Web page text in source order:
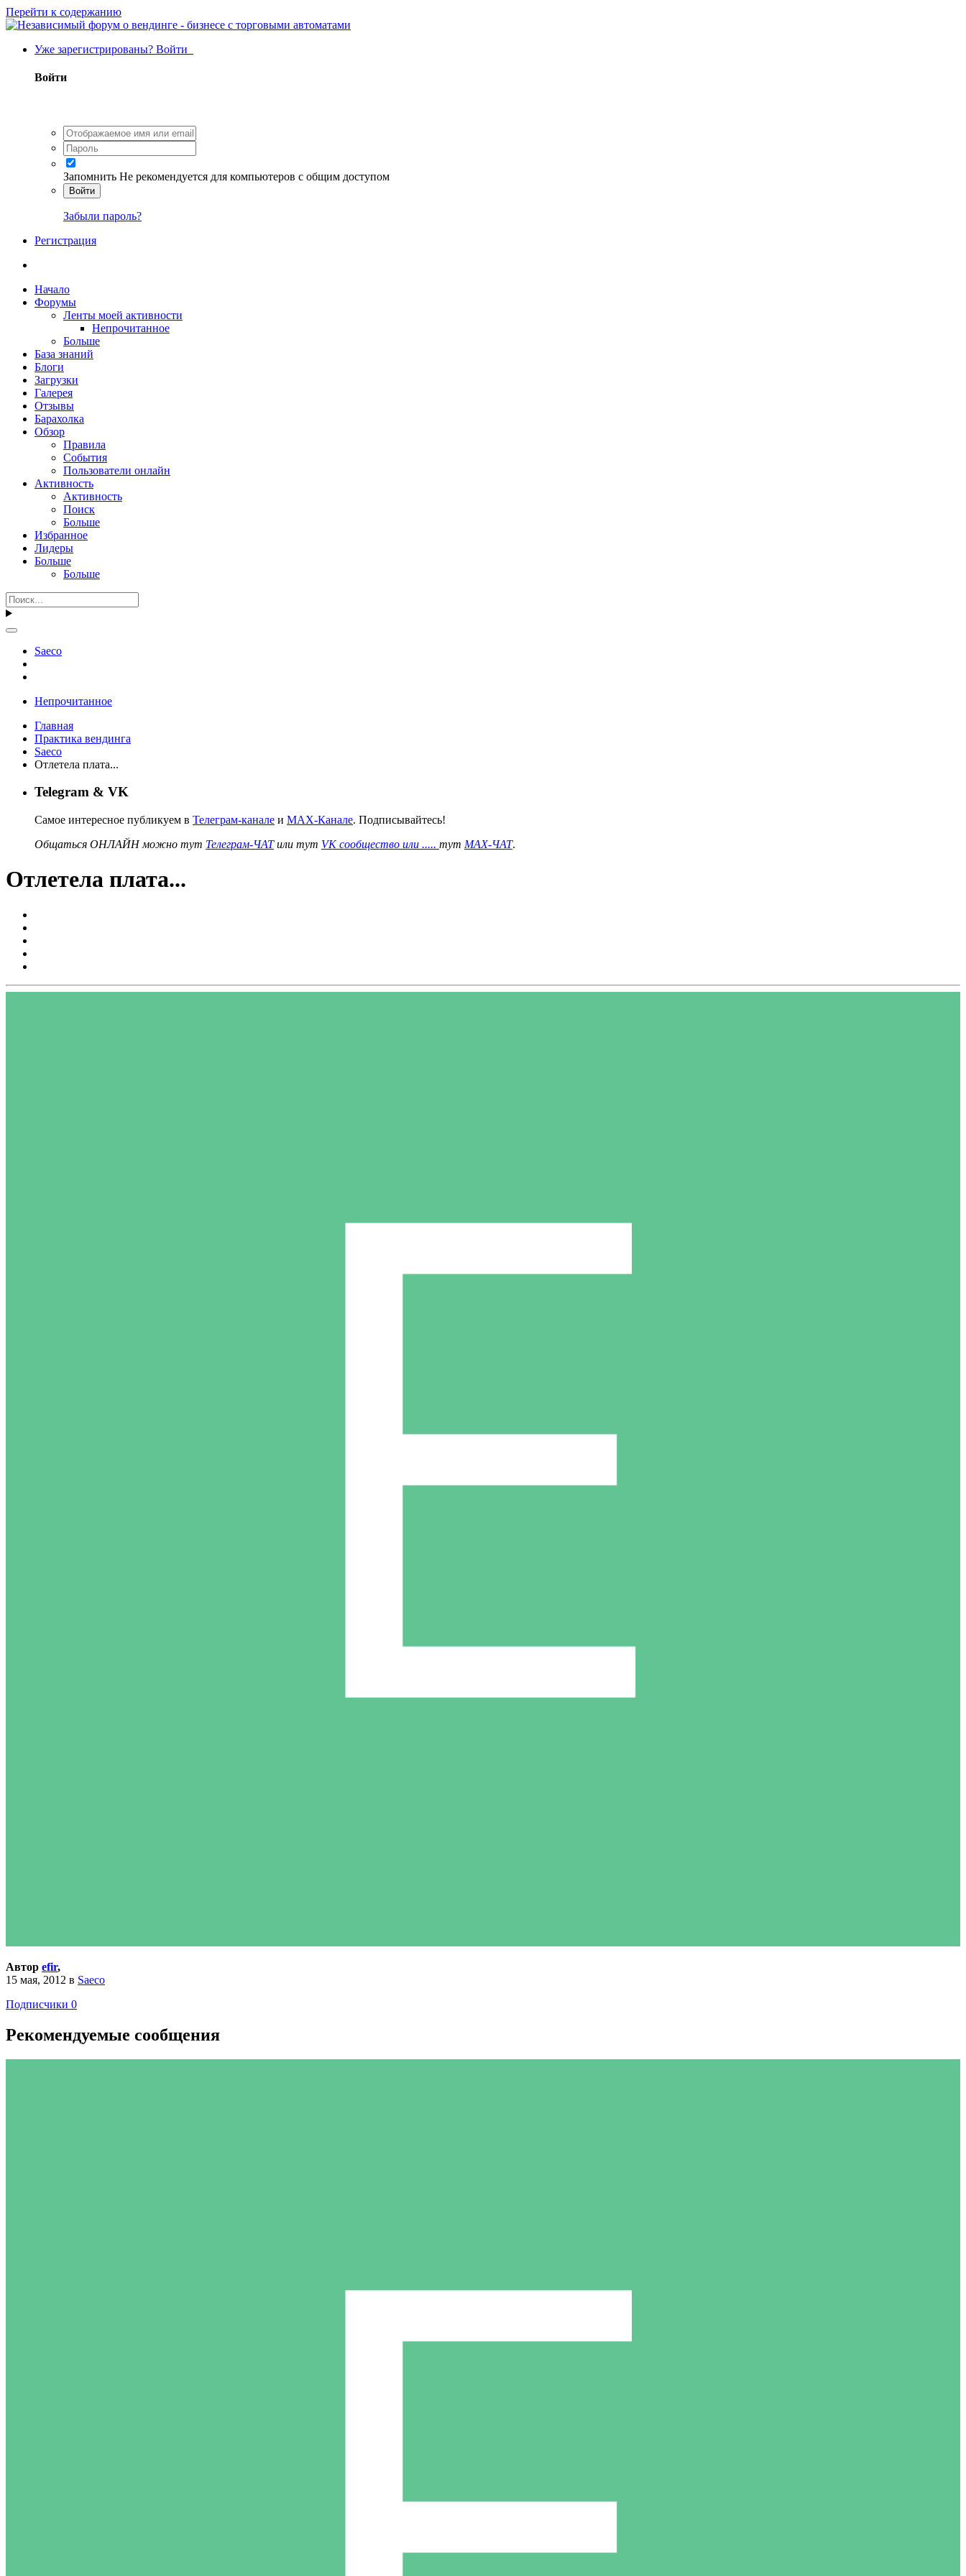
Перейти к содержанию
Уже зарегистрированы? Войти
Войти
Запомнить Не рекомендуется для компьютеров с общим доступом
Войти
Забыли пароль?
Регистрация
Начало
Форумы
Ленты моей активности
Непрочитанное
Больше
База знаний
Блоги
Загрузки
Галерея
Отзывы
Барахолка
Обзор
Правила
События
Пользователи онлайн
Активность
Активность
Поиск
Больше
Избранное
Лидеры
Больше
Больше
Saeco
Непрочитанное
Главная
Практика вендинга
Saeco
Отлетела плата...
Telegram & VK
Самое интересное публикуем в Телеграм-канале и MAX-Канале. Подписывайтесь!
Общаться ОНЛАЙН можно тут Телеграм-ЧАТили тут VK сообщество или ..... тут MAX-ЧАТ.
Отлетела плата...
Автор efir,
15 мая, 2012 в Saeco
Подписчики 0
Рекомендуемые сообщения